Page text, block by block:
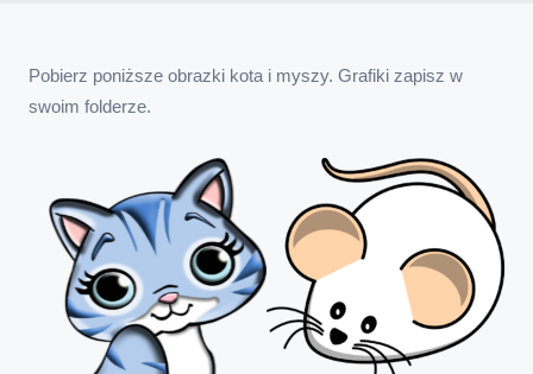
Pobierz poniższe obrazki kota i myszy. Grafiki zapisz w
swoim folderze.